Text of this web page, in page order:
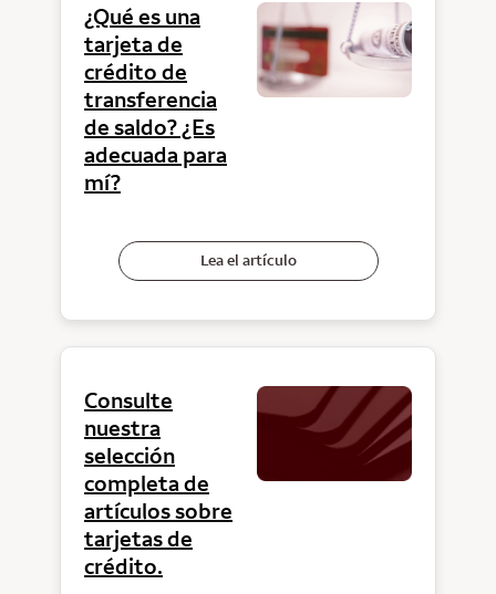
¿Qué es una
tarjeta de
crédito de
transferencia
de saldo? ¿Es
adecuada para
mí?
Lea el artículo
Consulte
nuestra
selección
completa de
artículos sobre
tarjetas de
crédito.